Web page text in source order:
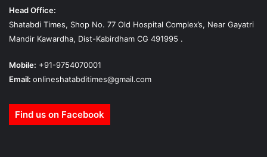
Head Office:
Shatabdi Times, Shop No. 77 Old Hospital Complex’s, Near Gayatri
Mandir Kawardha, Dist-Kabirdham CG 491995 .
Mobile: +91-9754070001
Email: onlineshatabditimes@gmail.com
Find us on Facebook